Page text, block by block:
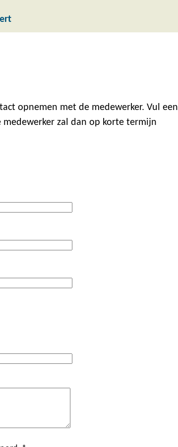
opnemen met de medewerker. Vul een
medewerker zal dan op korte termijn